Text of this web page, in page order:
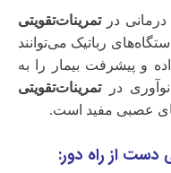
درمانی درتمرینات‌تقویتی
رباتیک می‌توانند
و پیشرفت بیمار را به
درتمرینات‌تقویتی
عصبی مفید است.
دست از راه دور: